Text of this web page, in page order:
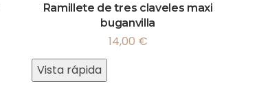
Ramillete de tres claveles maxi
buganvilla
14,00 €
Vista rápida